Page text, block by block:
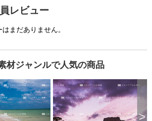
レビュー
まだありません。
材ジャンルで人気の商品
>